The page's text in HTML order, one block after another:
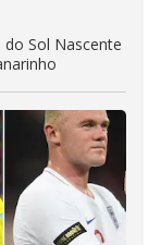
Sol Nascente